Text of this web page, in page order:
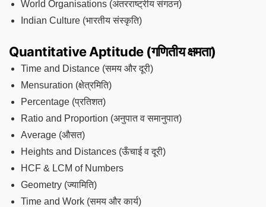
World Organisations (अंतरराष्ट्रीय संगठन)
Indian Culture (भारतीय संस्कृति)
Quantitative Aptitude (गणितीय क्षमता)
Time and Distance (समय और दूरी)
Mensuration (क्षेत्रमिति)
Percentage (प्रतिशत)
Ratio and Proportion (अनुपात व समानुपात)
Average (औसत)
Heights and Distances (ऊँचाई व दूरी)
HCF & LCM of Numbers
Geometry (ज्यामिति)
Time and Work (समय और कार्य)